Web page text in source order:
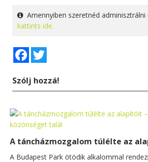
Amennyiben szeretnéd
kattints ide.
Facebook
Szólj hozzá!
A táncházmozgalom túlélte az
A Budapest Park ötödik alkalommal